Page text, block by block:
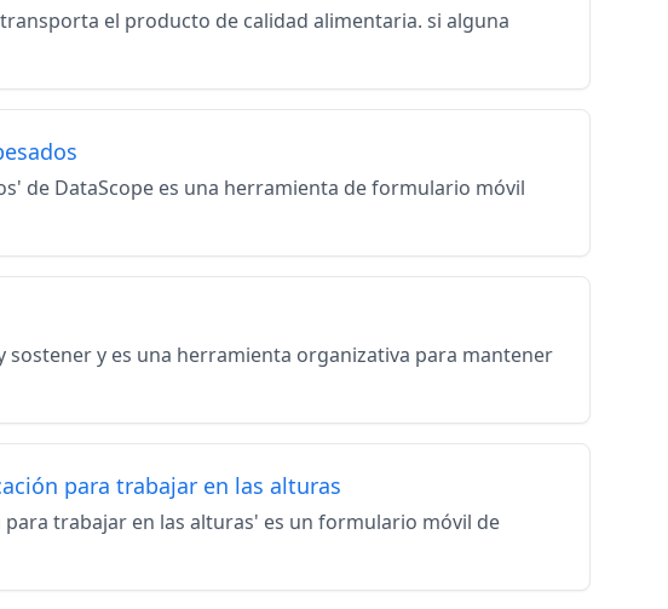
el producto de calidad alimentaria. si alguna
de DataScope es una herramienta de formulario móvil
sostener y es una herramienta organizativa para mantener
para trabajar en las alturas
trabajar en las alturas' es un formulario móvil de